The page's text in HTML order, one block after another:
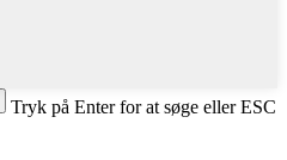
Tryk på Enter for at søge eller ESC